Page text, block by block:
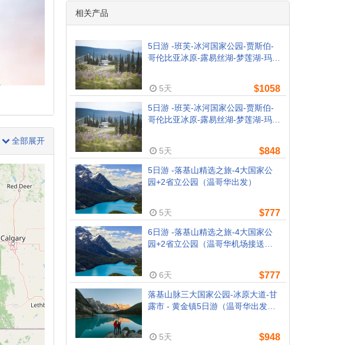
全部展开
相关产品
5日游 -班芙-冰河国家公园-贾斯伯-
哥伦比亚冰原-露易丝湖-梦莲湖-玛琳
5天 $1058
5日游 -班芙-冰河国家公园-贾斯伯-
哥伦比亚冰原-露易丝湖-梦莲湖-玛琳
5天 $848
5日游 -落基山精选之旅-4大国家公
园+2省立公园（温哥华出发）
5天 $777
6日游 -落基山精选之旅-4大国家公
园+2省立公园（温哥华机场接送，
6天 $777
落基山脉三大国家公园-冰原大道-甘
露市 - 黄金镇5日游（温哥华出发，
5天 $948